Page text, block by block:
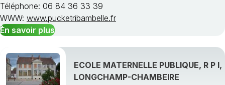
Téléphone: 06 84 36 33 39
WWW: www.pucketribambelle.fr
En savoir plus
ECOLE MATERNELLE PUBLIQUE, R P I,
LONGCHAMP-CHAMBEIRE